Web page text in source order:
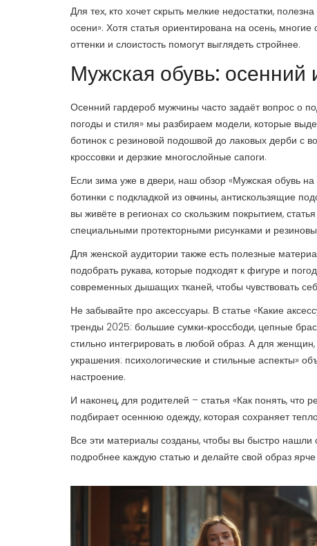
Для тех, кто хочет скрыть мелкие недостатки,
осени». Хотя статья ориентирована на осень,
оттенки и слоистость помогут выглядеть стройнее.
Мужская обувь:
Осенний гардероб мужчины часто задаёт вопрос о
погоды и стиля» мы разбираем модели, которые
ботинок с резиновой подошвой до лаковых дерби с
кроссовки и дерзкие многослойные сапоги.
Если зима уже в двери, наш обзор «Мужская обувь
ботинки с подкладкой из овчины, антискользящие
вы живёте в регионах со скользким покрытием,
специальными протекторными рисунками и
Для женской аудитории также есть полезные
подобрать рукава, которые подходят к фигуре и
современных дышащих тканей, чтобы чувствовать
Не забывайте про аксессуары. В статье «Какие
тренды 2025: большие сумки‑кроссбоди, цепные
стильно интегрировать в любой образ. А для
украшения: психологические и стильные аспекты»
настроение.
И наконец, для родителей – статья «Как понять, что
подбирает осеннюю одежду, которая сохраняет
Все эти материалы созданы, чтобы вы быстро
подробнее каждую статью и делайте свой образ